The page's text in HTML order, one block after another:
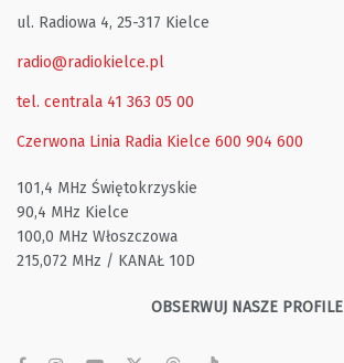
ul. Radiowa 4, 25-317 Kielce
radio@radiokielce.pl
tel. centrala 41 363 05 00
Czerwona Linia Radia Kielce 600 904 600
101,4 MHz Świętokrzyskie
90,4 MHz Kielce
100,0 MHz Włoszczowa
215,072 MHz / KANAŁ 10D
OBSERWUJ NASZE PROFILE